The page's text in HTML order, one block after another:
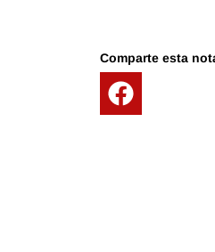
Comparte esta